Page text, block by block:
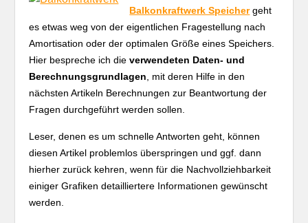
Balkonkraftwerk Speichergeht
es etwas weg von der eigentlichen Fragestellung nach
Amortisation oder der optimalen Größe eines Speichers.
Hier bespreche ich dieverwendeten Daten- und
Berechnungsgrundlagen , mit deren Hilfe in den
nächsten Artikeln Berechnungen zur Beantwortung der
Fragen durchgeführt werden sollen.
Leser, denen es um schnelle Antworten geht, können
diesen Artikel problemlos überspringen und ggf. dann
hierher zurück kehren, wenn für die Nachvollziehbarkeit
einiger Grafiken detailliertere Informationen gewünscht
werden.